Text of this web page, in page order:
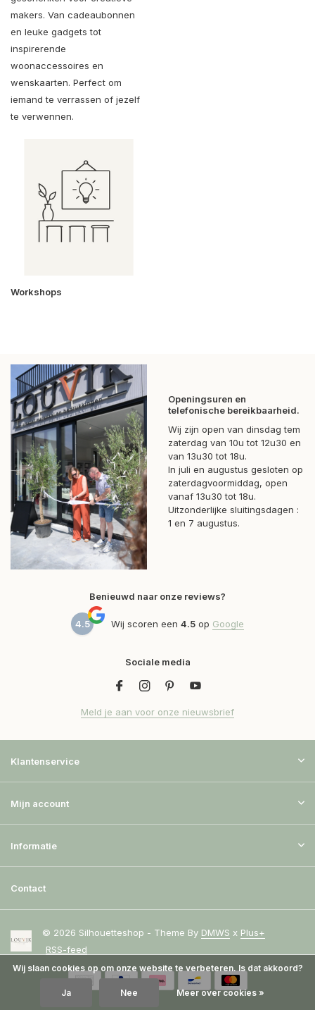
makers. Van cadeaubonnen
en leuke gadgets tot
inspirerende
woonaccessoires en
wenskaarten. Perfect om
iemand te verrassen of jezelf
te verwennen.
Workshops
Openingsuren en
telefonische bereikbaarheid.
Wij zijn open van dinsdag tem
zaterdag van 10u tot 12u30 en
van 13u30 tot 18u.
In juli en augustus gesloten op
zaterdagvoormiddag, open
vanaf 13u30 tot 18u.
Uitzonderlijke sluitingsdagen :
1 en 7 augustus.
Benieuwd naar onze reviews?
4.5 Wij scoren een 4.5 op Google
Sociale media
Meld je aan voor onze nieuwsbrief
Klantenservice
Mijn account
Informatie
Contact
© 2026 Silhouetteshop - Theme By DMWS x Plus+
RSS-feed
Wij slaan cookies op om onze website te verbeteren. Is dat akkoord?
Ja Nee Meer over cookies »